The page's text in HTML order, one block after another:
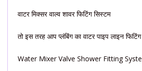
वाटर मिक्सर वाल्व शावर फिटिंग सिस्टम
तो इस तरह आप प्लंबिंग का वाटर पाइप लाइन
Water Mixer Valve Shower Fitting